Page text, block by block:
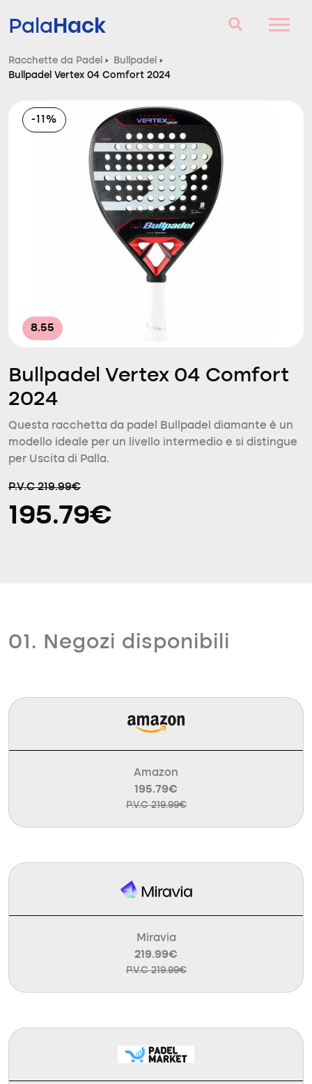
PalaHack
Racchette da Padel
Domande e risposte
Comparatore
Racchette da Padel › Bullpadel ›
Bullpadel Vertex 04 Comfort 2024
-11%
8.55
Bullpadel Vertex 04 Comfort
2024
Questa racchetta da padel Bullpadel diamante è un
modello ideale per un livello intermedio e si distingue
per Uscita di Palla.
P.V.C 219.99€
195.79€
01. Negozi disponibili
Amazon
195.79€
P.V.C 219.99€
Miravia
219.99€
P.V.C 219.99€